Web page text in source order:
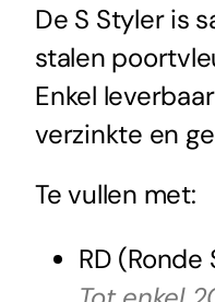
De S Styler is
stalen
Enkel
verzinkte en
Te vullen met:
RD (Ronde